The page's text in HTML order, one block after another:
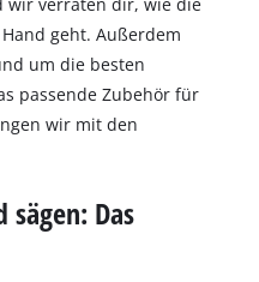
geht. Außerdem
um die besten
passende Zubehör für
wir mit den
Das